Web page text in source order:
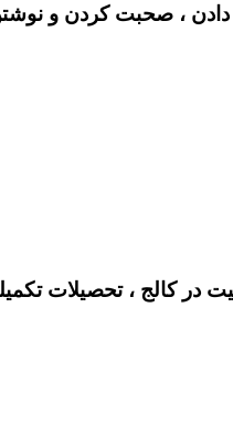
، صحبت کردن و
در کالج ، تحصیلات